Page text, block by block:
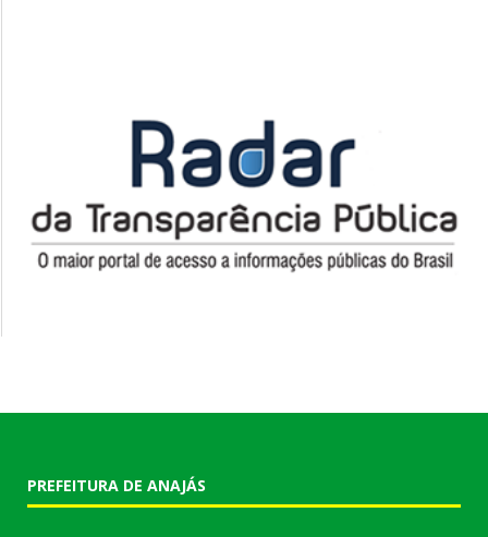
PREFEITURA DE ANAJÁS